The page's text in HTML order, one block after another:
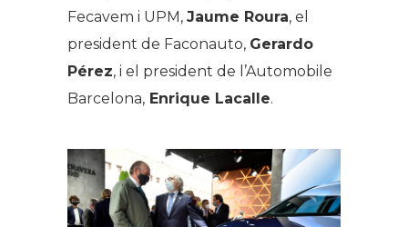
Fecavem i UPM, Jaume Roura, el
president de Faconauto, Gerardo
Pérez, i el president de l’Automobile
Barcelona, Enrique Lacalle.